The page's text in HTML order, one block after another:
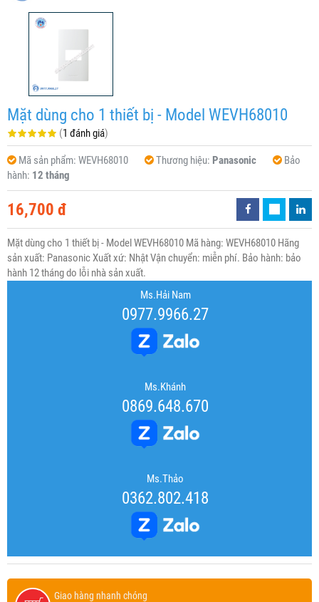
Mặt dùng cho 1 thiết bị - Model WEVH68010
(1 đánh giá)
Mã sản phẩm: WEVH68010 Thương hiệu: Panasonic
Bảo
hành: 12 tháng
16,700 đ
Mặt dùng cho 1 thiết bị - Model WEVH68010 Mã hàng: WEVH68010 Hãng
sản xuất: Panasonic Xuất xứ: Nhật Vận chuyển: miễn phí. Bảo hành: bảo
hành 12 tháng do lỗi nhà sản xuất.
Ms.Hải Nam
0977.9966.27
Ms.Khánh
0869.648.670
Ms.Thảo
0362.802.418
Giao hàng nhanh chóng